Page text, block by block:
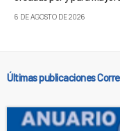
6 DE AGOSTO DE 2026
Últimas publicaciones